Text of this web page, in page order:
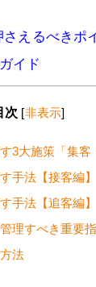
えるべきポ
イド
次 [非表示]
3大施策「集客
手法【接客編】
手法【追客編】
理すべき重要指
法